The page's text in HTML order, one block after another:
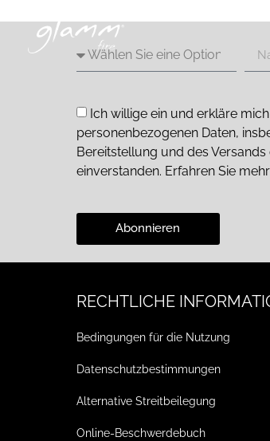
Ich willige ein und erkläre
personenbezogenen Daten,
Bereitstellung und des
einverstanden. Erfahren Sie
Abonnieren
RECHTLICHE
Bedingungen für die Nutzung
Datenschutzbestimmungen
Alternative Streitbeilegung
Online-Beschwerdebuch